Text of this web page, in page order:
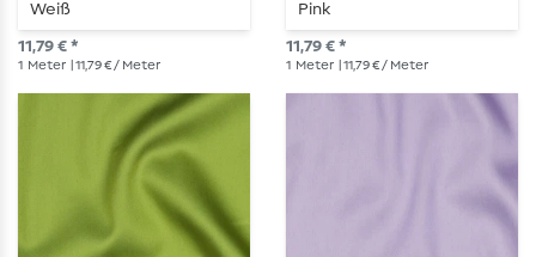
Weiß
11,79 € *
1 Meter | 11,79 € / Meter
Pink
11,79 € *
1 Meter | 11,79 € / Meter